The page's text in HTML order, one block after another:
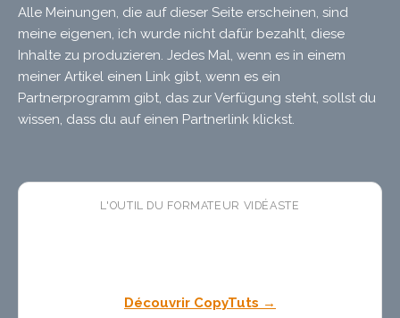
Alle Meinungen, die auf dieser Seite erscheinen, sind
meine eigenen, ich wurde nicht dafür bezahlt, diese
Inhalte zu produzieren. Jedes Mal, wenn es in einem
meiner Artikel einen Link gibt, wenn es ein
Partnerprogramm gibt, das zur Verfügung steht, sollst du
wissen, dass du auf einen Partnerlink klickst.
L'OUTIL DU FORMATEUR VIDÉASTE
Découvrir CopyTuts →